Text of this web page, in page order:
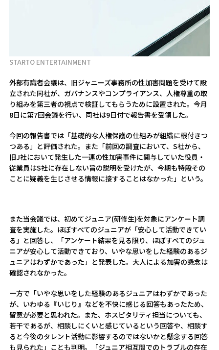
STARTO ENTERTAINMENT
外部有識者会議は、旧ジャニーズ事務所の性加害問題を受けて設
立された同社が、ガバナンスやコンプライアンス、人権尊重の取
り組みを第三者の視点で検証してもらうために設置された。今月
8日に第7回会議を行い、同社は9日付で報告書を受領した。
今回の報告書では「基礎的な人権保護の仕組みが組織に根付きつ
つある」と評価された。また「前回の調査において、S社から、
旧J社において発生した一連の性加害事件に関与していた役員・
従業員はS社に存在しない旨の説明を受けたが、今期も特段その
ことに疑義を生じさせる情報に接することはなかった」という。
また当会議では、初めてジュニア(研修生)を対象にアンケート調
査を実施した。ほぼすべてのジュニアが「安心して活動できてい
る」と回答し、「アンケート結果を見る限り、ほぼすべてのジュ
ニアが安心して活動できており、いやな思いをした経験のあるジ
ュニアはわずかであった」と発表した。大人による加害の懸念は
確認されなかった。
一方で「いやな思いをした経験のあるジュニアはわずかであった
が、いわゆる『いじり』などを不快に感じる回答もあったため、
留意が必要と思われた。また、ホスピタリティ担当についても、
若干であるが、相談しにくいと感じているという回答や、相談す
ると今後のタレント活動に影響するのではないかと懸念する回答
も見られた」ことも判明。「ジュニア相互間でのトラブルの存在